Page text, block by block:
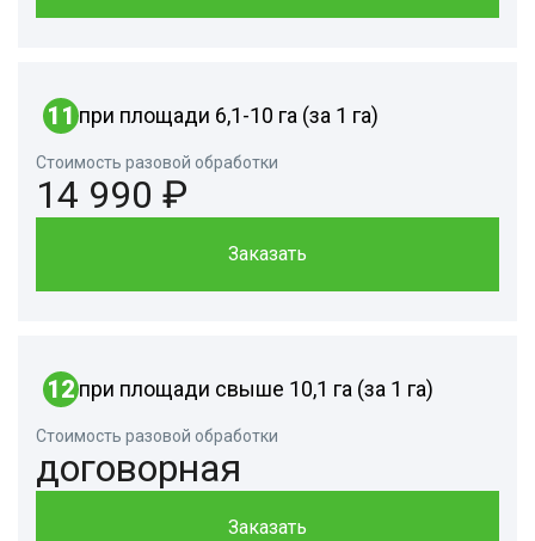
11 при площади 6,1-10 га (за 1 га)
Стоимость разовой обработки
14 990 ₽
Заказать
12 при площади свыше 10,1 га (за 1 га)
Стоимость разовой обработки
договорная
Заказать